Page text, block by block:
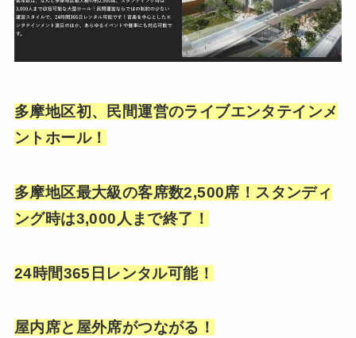
多摩地区初、民間運営のライブエンタテインメ
ントホール！
多摩地区最大級の客席数2,500席！スタンディ
ング時は3,000人まで終了！
24時間365日レンタル可能！
屋内席と屋外席がつながる！